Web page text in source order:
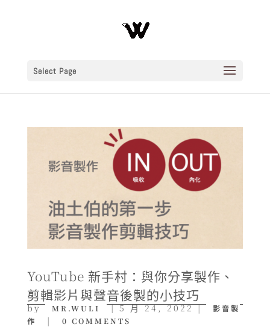
Select Page
YouTube 新手村：與你分享製作、
剪輯影片與聲音後製的小技巧
by MR.WULI |5 月 24, 2022|
影音製
作
| 0 COMMENTS